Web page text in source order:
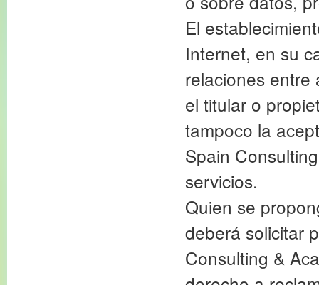
El
Internet, en su
relaciones entre
el titular o
tampoco la
Spain
servicios.
Quien se
deberá solicitar
Consulting &